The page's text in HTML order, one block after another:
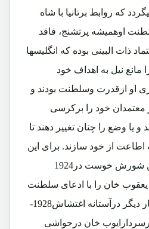
که روابط برتانیا با شاه
اوهمیشه پرتشنج، فاقد
ذات البینی بوده که انگلیسها
مانع نیل به اهداف خود
او ازقدرت وسلطنت بودند و
معتمدان خود را برکرسی
یا وضع را چنان تغییر دهند تا
اطاعت از خود سازند. برای این
مقصد آنها کوشیدند تا حین شورش خوست در1924
یعقوب خان را با ادعای سلطنت
به پیش بکشند وهمچنان بار دیگر درآستانه اغتشاش1928-
خان درحواشی